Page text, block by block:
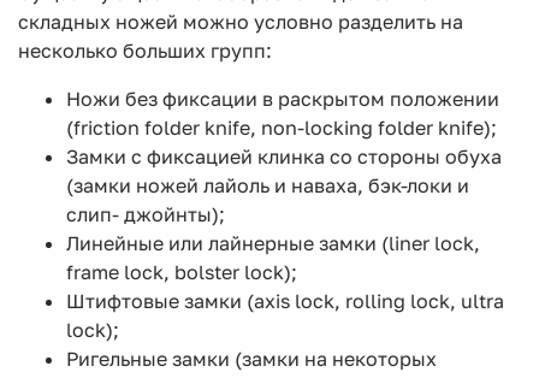
складных ножей можно условно разделить на
несколько больших групп:
Ножи без фиксации в раскрытом положении
(friction folder knife, non-locking folder knife);
Замки с фиксацией клинка со стороны обуха
(замки ножей лайоль и наваха, бэк-локи и
слип- джойнты);
Линейные или лайнерные замки (liner lock,
frame lock, bolster lock);
Штифтовые замки (axis lock, rolling lock, ultra
lock);
Ригельные замки (замки на некоторых